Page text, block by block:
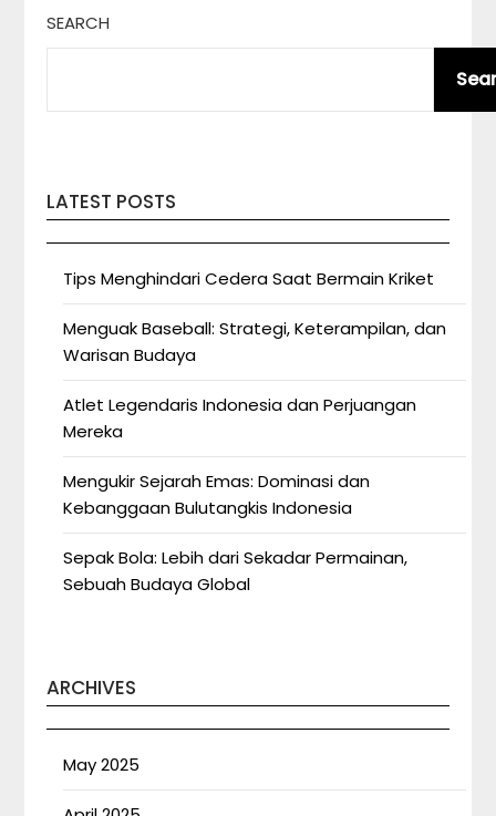
SEARCH
LATEST POSTS
Tips Menghindari Cedera Saat Bermain Kriket
Menguak Baseball: Strategi, Keterampilan, dan
Warisan Budaya
Atlet Legendaris Indonesia dan Perjuangan
Mereka
Mengukir Sejarah Emas: Dominasi dan
Kebanggaan Bulutangkis Indonesia
Sepak Bola: Lebih dari Sekadar Permainan,
Sebuah Budaya Global
ARCHIVES
May 2025